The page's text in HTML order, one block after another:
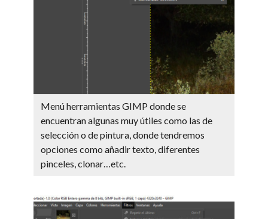
Menú herramientas GIMP donde se
encuentran algunas muy útiles como las de
selección o de pintura, donde tendremos
opciones como añadir texto, diferentes
pinceles, clonar…etc.